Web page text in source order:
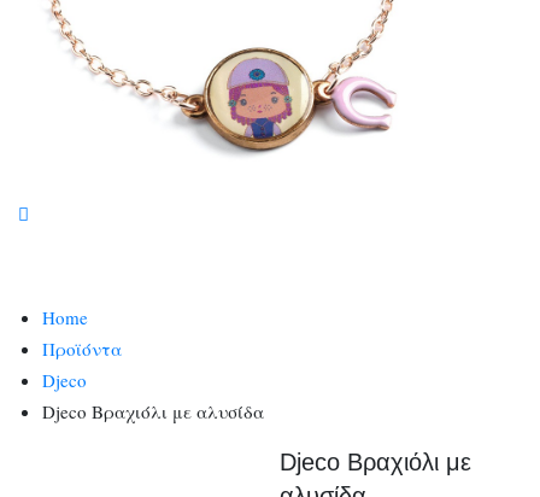
Home
Προϊόντα
Djeco
Djeco Βραχιόλι με αλυσίδα
Djeco Βραχιόλι με